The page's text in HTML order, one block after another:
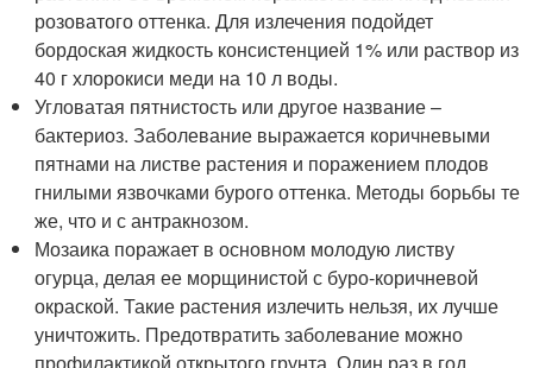
розоватого оттенка. Для излечения подойдет
бордоская жидкость консистенцией 1% или раствор из
40 г хлорокиси меди на 10 л воды.
Угловатая пятнистость или другое название –
бактериоз. Заболевание выражается коричневыми
пятнами на листве растения и поражением плодов
гнилыми язвочками бурого оттенка. Методы борьбы те
же, что и с антракнозом.
Мозаика поражает в основном молодую листву
огурца, делая ее морщинистой с буро-коричневой
окраской. Такие растения излечить нельзя, их лучше
уничтожить. Предотвратить заболевание можно
профилактикой открытого грунта. Один раз в год